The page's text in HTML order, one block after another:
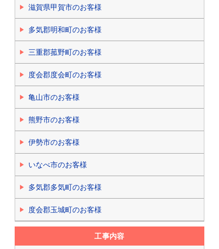
滋賀県甲賀市のお客様
多気郡明和町のお客様
三重郡菰野町のお客様
度会郡度会町のお客様
亀山市のお客様
熊野市のお客様
伊勢市のお客様
いなべ市のお客様
多気郡多気町のお客様
度会郡玉城町のお客様
工事内容